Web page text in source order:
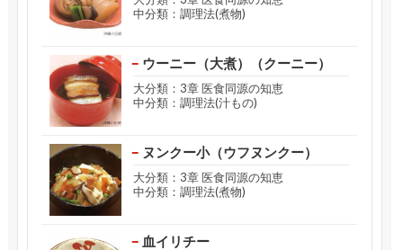
中分類：調理法(煮物)
ウーニー（大煮）（クーニー）
大分類：3章 医食同源の知恵
中分類：調理法(汁もの)
ヌンクー小（ウフヌンクー）
大分類：3章 医食同源の知恵
中分類：調理法(煮物)
血イリチー